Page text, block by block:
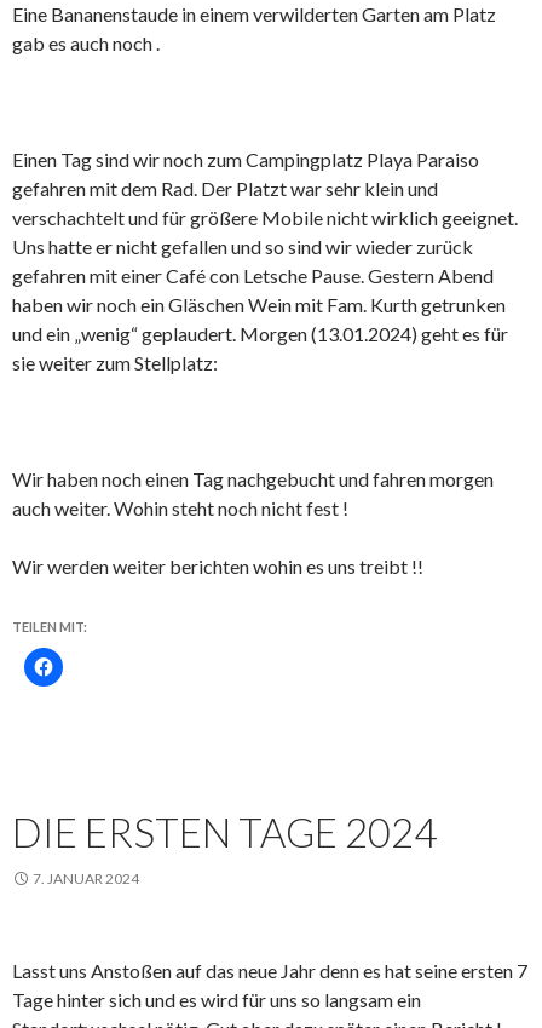
Eine Bananenstaude in einem verwilderten Garten am Platz
gab es auch noch .
Einen Tag sind wir noch zum Campingplatz Playa Paraiso
gefahren mit dem Rad. Der Platzt war sehr klein und
verschachtelt und für größere Mobile nicht wirklich geeignet.
Uns hatte er nicht gefallen und so sind wir wieder zurück
gefahren mit einer Café con Letsche Pause. Gestern Abend
haben wir noch ein Gläschen Wein mit Fam. Kurth getrunken
und ein „wenig“ geplaudert. Morgen (13.01.2024) geht es für
sie weiter zum Stellplatz:
Wir haben noch einen Tag nachgebucht und fahren morgen
auch weiter. Wohin steht noch nicht fest !
Wir werden weiter berichten wohin es uns treibt !!
TEILEN MIT:
DIE ERSTEN TAGE 2024
7. JANUAR 2024
Lasst uns Anstoßen auf das neue Jahr denn es hat seine ersten 7
Tage hinter sich und es wird für uns so langsam ein